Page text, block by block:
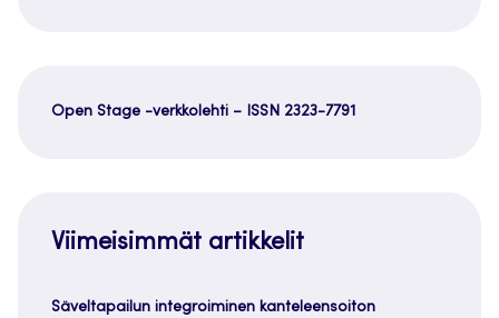
Open Stage -verkkolehti – ISSN 2323-7791
Viimeisimmät artikkelit
Säveltapailun integroiminen kanteleensoiton